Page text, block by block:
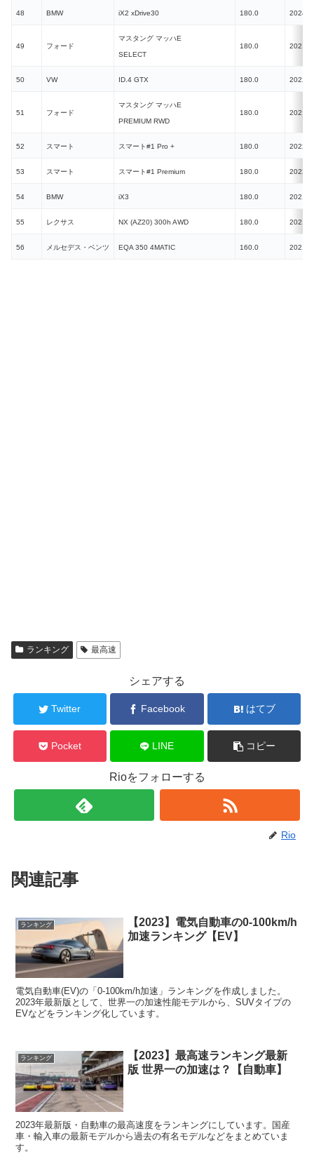
48 BMW iX2 xDrive30 180.0 2024
49 フォード
マスタング マッハE
SELECT
180.0 2021
50 VW ID.4 GTX 180.0 2022
51 フォード
マスタング マッハE
PREMIUM RWD
180.0 2021
52 スマート スマート#1 Pro + 180.0 2022
53 スマート スマート#1 Premium 180.0 2022
54 BMW iX3 180.0 2021
55 レクサス NX (AZ20) 300h AWD 180.0 2021
56 メルセデス・ベンツ EQA 350 4MATIC 160.0 2021
ランキング 最高速
シェアする
Twitter Facebook はてブ
Pocket LINE コピー
Rioをフォローする
Rio
関連記事
ランキング
【2023】電気自動車の0-100km/h
加速ランキング【EV】
電気自動車(EV)の「0-100km/h加速」ランキングを作成しました。
2023年最新版として、世界一の加速性能モデルから、SUVタイプの
EVなどをランキング化しています。
ランキング
【2023】最高速ランキング最新
版 世界一の加速は？【自動車】
2023年最新版・自動車の最高速度をランキングにしています。国産
車・輸入車の最新モデルから過去の有名モデルなどをまとめていま
す。